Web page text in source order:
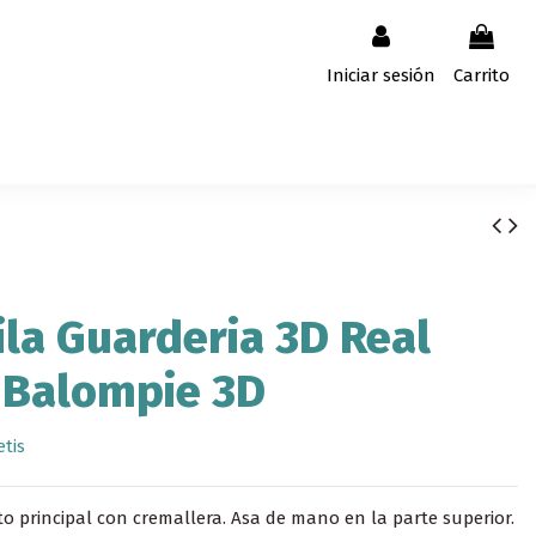
Iniciar sesión Carrito
Guarderia 3D Real
3D
principal con cremallera. Asa de mano en la parte superior.